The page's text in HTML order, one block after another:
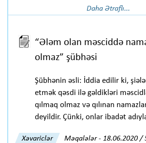
Daha Ətraflı...
“Ələm olan məsciddə
olmaz” şübhəsi
Şübhənin əsli: İddia edilir ki,
etmək qəsdi ilə gəldikləri
qılmaq olmaz və qılınan
deyildir. Çünki, onlar ibadət
Xəvariclər Məqalələr- 18.06.2020 /